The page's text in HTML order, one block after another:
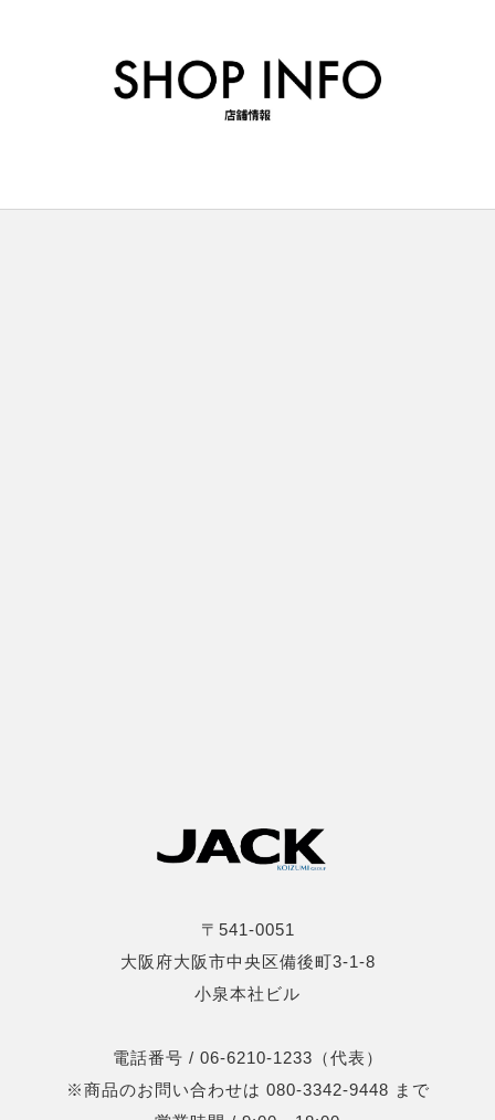
〒541-0051
大阪府大阪市中央区備後町3-1-8
小泉本社ビル
電話番号 / 06-6210-1233（代表）
※商品のお問い合わせは 080-3342-9448 まで